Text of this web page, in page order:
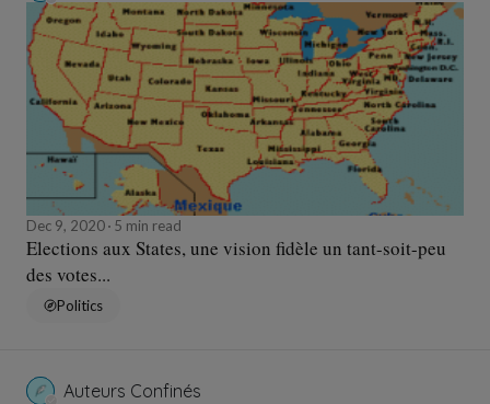
Dec 9, 2020 5 min read
Elections aux States, une vision fidèle un tant-soit-peu
des votes...
Politics
Auteurs Confinés